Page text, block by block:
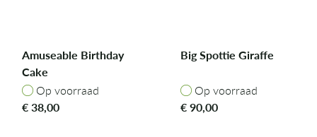
Amuseable Birthday
Cake
Op voorraad
Op voorraad
€38,00
Big Spottie Giraffe
Op voorraad
Op voorraad
€90,00